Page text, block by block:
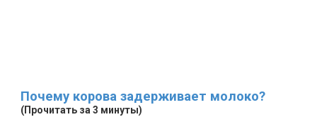
Почему корова задерживает молоко?
(Прочитать за 3 минуты)